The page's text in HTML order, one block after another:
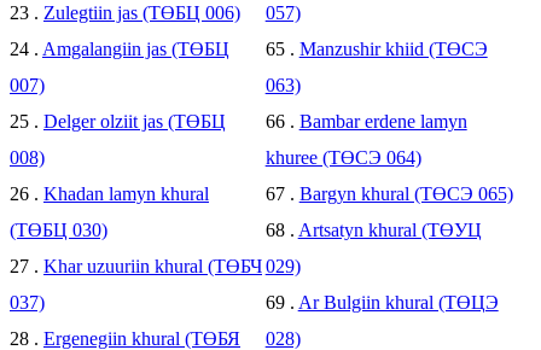
23 . Zulegtiin jas (ТӨБЦ 006)
24 . Amgalangiin jas (ТӨБЦ
007)
25 . Delger olziit jas (ТӨБЦ
008)
26 . Khadan lamyn khural
(ТӨБЦ 030)
27 . Khar uzuuriin khural (ТӨБЧ
037)
28 . Ergenegiin khural (ТӨБЯ
057)
65 . Manzushir khiid (ТӨСЭ
063)
66 . Bambar erdene lamyn
khuree (ТӨСЭ 064)
67 . Bargyn khural (ТӨСЭ 065)
68 . Artsatyn khural (ТӨУЦ
029)
69 . Ar Bulgiin khural (ТӨЦЭ
028)